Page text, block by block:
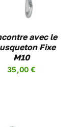
avec le
Fixe
M10
35,00 €